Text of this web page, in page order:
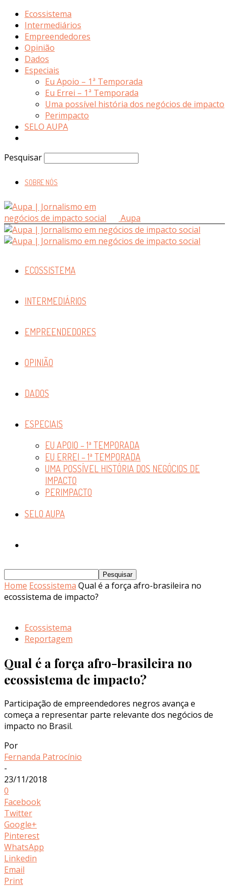
Ecossistema
Intermediários
Empreendedores
Opinião
Dados
Especiais
Eu Apoio – 1ª Temporada
Eu Errei – 1ª Temporada
Uma possível história dos negócios de impacto
Perimpacto
SELO AUPA
Pesquisar
SOBRE NÓS
Aupa
ECOSSISTEMA
INTERMEDIÁRIOS
EMPREENDEDORES
OPINIÃO
DADOS
ESPECIAIS
EU APOIO – 1ª TEMPORADA
EU ERREI – 1ª TEMPORADA
UMA POSSÍVEL HISTÓRIA DOS NEGÓCIOS DE
IMPACTO
PERIMPACTO
SELO AUPA
Home Ecossistema Qual é a força afro-brasileira no
ecossistema de impacto?
Ecossistema
Reportagem
Qual é a força afro-brasileira no
ecossistema de impacto?
Participação de empreendedores negros avança e
começa a representar parte relevante dos negócios de
impacto no Brasil.
Por
Fernanda Patrocínio
-
23/11/2018
0
Facebook
Twitter
Google+
Pinterest
WhatsApp
Linkedin
Email
Print